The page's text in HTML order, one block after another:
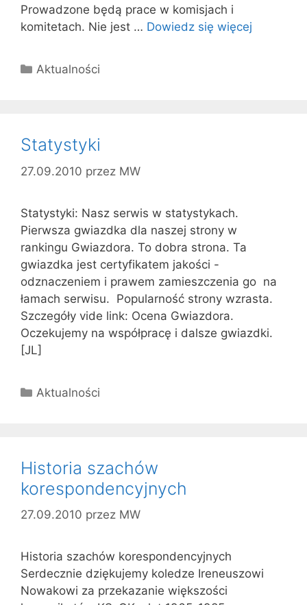
Prowadzone będą prace w komisjach i
komitetach. Nie jest … Dowiedz się więcej
Kategorie
Aktualności
Statystyki
27.09.2010 przez MW
Statystyki: Nasz serwis w statystykach.
Pierwsza gwiazdka dla naszej strony w
rankingu Gwiazdora. To dobra strona. Ta
gwiazdka jest certyfikatem jakości -
odznaczeniem i prawem zamieszczenia go na
łamach serwisu. Popularność strony wzrasta.
Szczegóły vide link: Ocena Gwiazdora.
Oczekujemy na współpracę i dalsze gwiazdki.
[JL]
Kategorie
Aktualności
Historia szachów
korespondencyjnych
27.09.2010 przez MW
Historia szachów korespondencyjnych
Serdecznie dziękujemy koledze Ireneuszowi
Nowakowi za przekazanie większości